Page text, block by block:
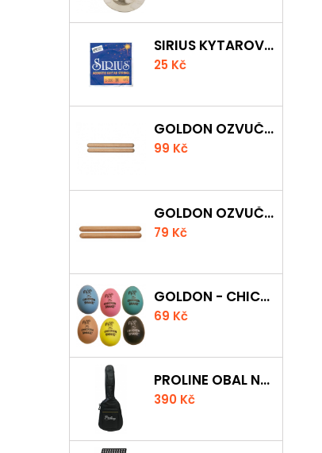
SIRIUS KYTAROVÁ STRUNA
25 Kč
GOLDON OZVUČNÁ DŘÍVKA 18 X 200MM
99 Kč
GOLDON OZVUČNÁ DŘÍVKA 15 X 150MM
79 Kč
GOLDON - CHICKEN SHAKER
69 Kč
PROLINE OBAL NA AKUSTICKOU KYTARU S 5 MM POLSTROVÁNÍM
390 Kč